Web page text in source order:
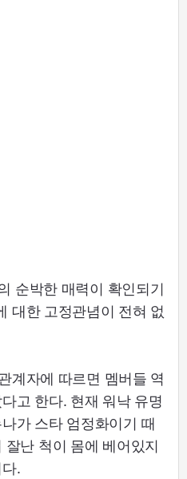
순박한 매력이 확인되기
대한 고정관념이 전혀 없
계자에 따르면 멤버들 역
고 한다. 현재 워낙 유명
가 스타 엄정화이기 때
난 척이 몸에 베어있지
.